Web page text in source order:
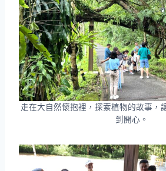
走在大自然懷抱裡，探索植物的故事，
到開心。